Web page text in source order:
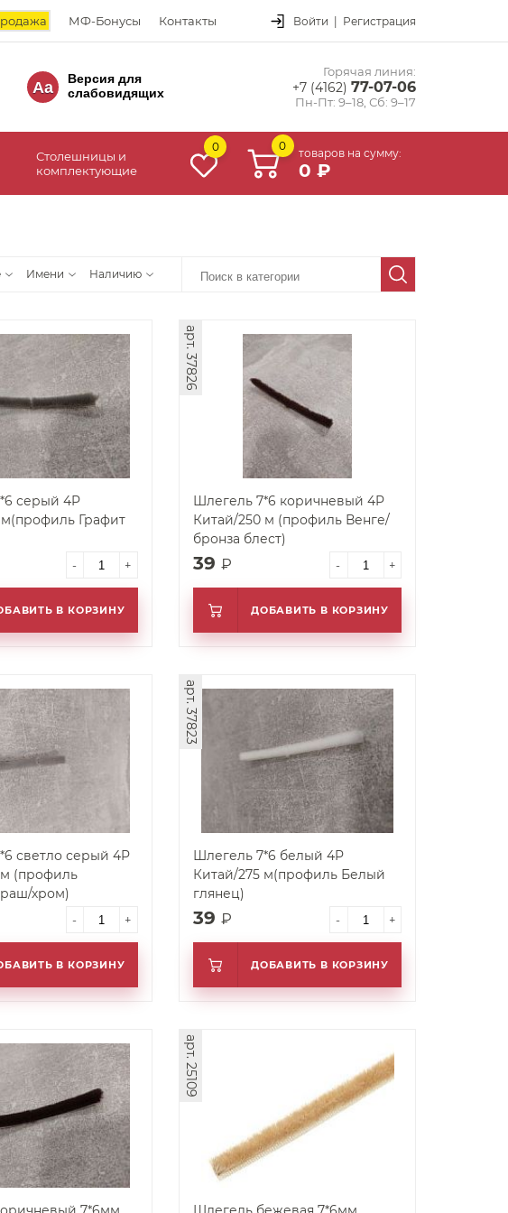
МФ-Бонусы Контакты Войти | Регистрация
Aa
Версия для
слабовидящих
Горячая линия:
+7 (4162) 77-07-06
Пн-Пт: 9–18, Сб: 9–17
Столешницы и
комплектующие
0 0
товаров на сумму:
0 ₽
Имени Наличию
серый 4P
Графит
- +
В КОРЗИНУ
Шлегель 7*6 коричневый 4P
Китай/250 м (профиль Венге/
бронза блест)
арт. 37826
39 ₽ - +
ДОБАВИТЬ В КОРЗИНУ
светло серый 4P
(профиль
хром)
- +
В КОРЗИНУ
Шлегель 7*6 белый 4P
Китай/275 м(профиль Белый
глянец)
арт. 37823
39 ₽ - +
ДОБАВИТЬ В КОРЗИНУ
арт. 25109